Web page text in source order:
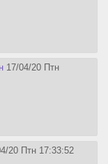
17/04/20 Птн
20 Птн 17:33:52